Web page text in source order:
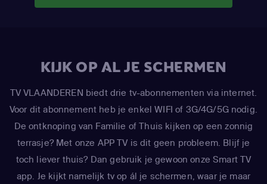
KIJK OP AL JE SCHERMEN
TV VLAANDEREN biedt drie tv-abonnementen via internet.
Voor dit abonnement heb je enkel WIFI of 3G/4G/5G nodig.
De ontknoping van Familie of Thuis kijken op een zonnig
terrasje? Met onze APP TV is dit geen probleem. Blijf je
toch liever thuis? Dan gebruik je gewoon onze Smart TV
app. Je kijkt namelijk tv op ál je schermen, waar je maar